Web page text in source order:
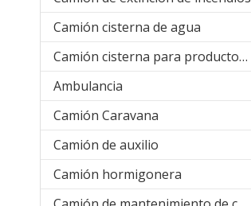
Camión cisterna de agua
Camión cisterna para productos químicos líquidos
Ambulancia
Camión Caravana
Camión de auxilio
Camión hormigonera